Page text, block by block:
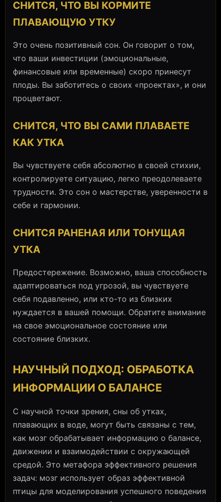
СНИТСЯ, ЧТО ВЫ КОРМИТЕ
ПЛАВАЮЩУЮ УТКУ
Это очень позитивный сон. Он говорит о том,
что ваши инвестиции (эмоциональные,
финансовые или временные) скоро принесут
плоды. Вы заботитесь о своих «проектах», и они
процветают.
СНИТСЯ, ЧТО ВЫ САМИ ПЛАВАЕТЕ
КАК УТКА
Вы чувствуете себя абсолютно в своей стихии,
контролируете ситуацию, легко преодолеваете
трудности. Это сон о мастерстве, уверенности в
себе и гармонии.
СНИТСЯ РАНЕНАЯ ИЛИ ТОНУЩАЯ
УТКА
Предостережение. Возможно, ваша способность
адаптироваться под угрозой, вы чувствуете
себя подавленно, или кто-то из близких
нуждается в вашей помощи. Обратите внимание
на свое эмоциональное состояние или
состояние близких.
НАУЧНЫЙ ПОДХОД: ОБРАБОТКА
ИНФОРМАЦИИ О БАЛАНСЕ
С научной точки зрения, сны об утках,
плавающих в воде, могут быть связаны с тем,
как мозг обрабатывает информацию о балансе,
движении и взаимодействии с окружающей
средой. Это метафора эффективного решения
задач: мозг использует образ эффективной
птицы для моделирования успешного поведения